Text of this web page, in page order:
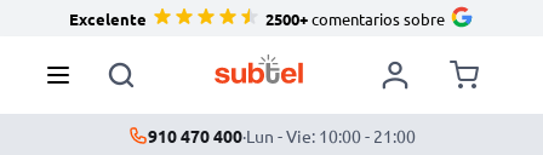
Excelente 2500+comentarios sobre
910 470 400·Lun - Vie: 10:00 - 21:00